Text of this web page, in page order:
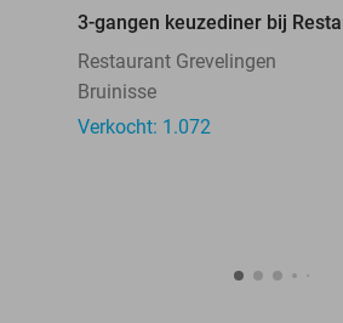
3-gangen keuzediner bij
Restaurant Grevelingen
Bruinisse
Verkocht: 1.072